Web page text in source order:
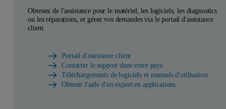
Obtenez de l'assistance pour le matériel, les logiciels, les diagnostics
ou les réparations, et gérez vos demandes via le portail d'assistance
client.
Portail d'assistance client
Contacter le support dans votre pays
Téléchargements de logiciels et manuels d'utilisation
Obtenir l'aide d'un expert en applications